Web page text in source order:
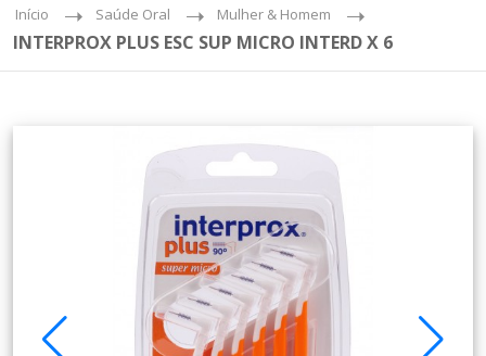
Início Saúde Oral Mulher & Homem
INTERPROX PLUS ESC SUP MICRO INTERD X 6